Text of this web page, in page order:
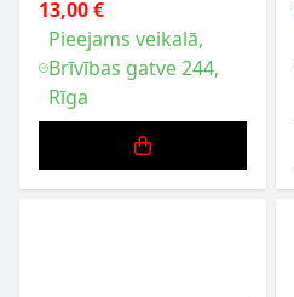
13,00 €
Pieejams veikalā,
Brīvības gatve 244,
Rīga